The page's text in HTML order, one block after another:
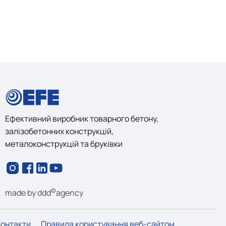
Ефективний виробник товарного бетону,
залізобетонних конструкцій,
металоконструкцій та бруківки
made byddd©agency